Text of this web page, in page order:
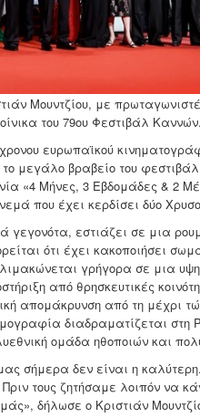
Μουντζίου, με
του 79ου Φεστιβάλ Καννών.
ευρωπαϊκού
μεγάλο βραβείο του
«4 Μήνες, 3 Εβδομάδες & 2
που έχει κερδίσει δύο
γεγονότα, εστιάζει σε μια
ότι έχει κακοποιήσει
γρήγορα σε μια
από θρησκευτικές
απομάκρυνση από τη μέχρι
διαδραματίζεται
ομάδα ηθοποιών και
σήμερα δεν είναι η
τους ζητήσαμε λοιπόν να
δήλωσε ο Κριστιάν